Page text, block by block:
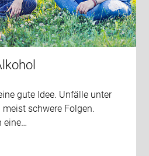
gute Idee. Unfälle unter
schwere Folgen.
eine…